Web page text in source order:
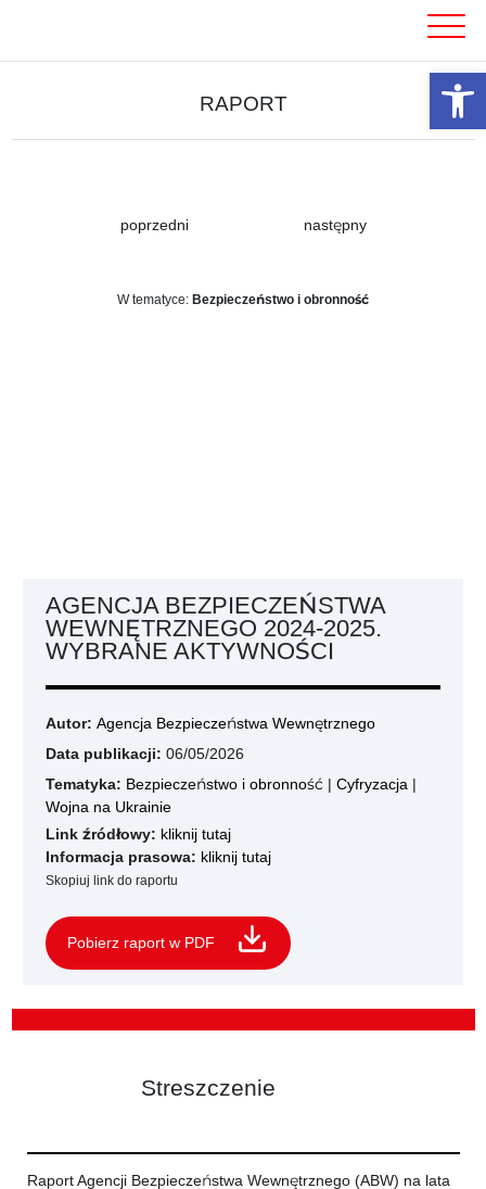
RAPORT
poprzedni następny
W tematyce: Bezpieczeństwo i obronność
AGENCJA BEZPIECZEŃSTWA
WEWNĘTRZNEGO 2024-2025.
WYBRANE AKTYWNOŚCI
Autor: Agencja Bezpieczeństwa Wewnętrznego
Data publikacji: 06/05/2026
Tematyka: Bezpieczeństwo i obronność | Cyfryzacja |
Wojna na Ukrainie
Link źródłowy: kliknij tutaj
Informacja prasowa: kliknij tutaj
Skopiuj link do raportu
Pobierz raport w PDF
Streszczenie
Raport Agencji Bezpieczeństwa Wewnętrznego (ABW) na lata